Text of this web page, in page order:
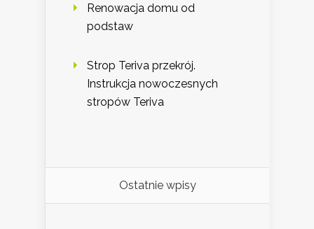
Renowacja domu od
podstaw
Strop Teriva przekrój.
Instrukcja nowoczesnych
stropów Teriva
Ostatnie wpisy